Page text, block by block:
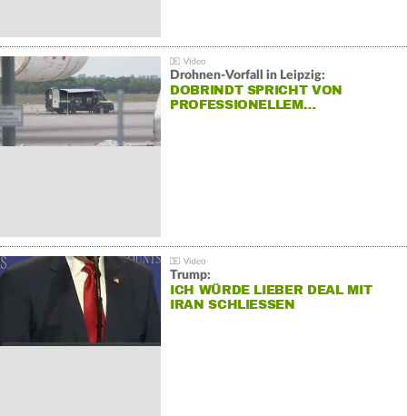
Drohnen-Vorfall in Leipzig:
DOBRINDT SPRICHT VON
PROFESSIONELLEM…
Trump:
ICH WÜRDE LIEBER DEAL MIT
IRAN SCHLIESSEN